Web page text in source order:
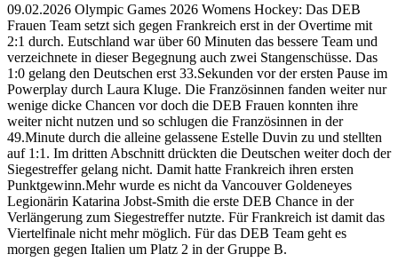
09.02.2026 Olympic Games 2026 Womens Hockey: Das DEB
Frauen Team setzt sich gegen Frankreich erst in der Overtime mit
2:1 durch. Eutschland war über 60 Minuten das bessere Team und
verzeichnete in dieser Begegnung auch zwei Stangenschüsse. Das
1:0 gelang den Deutschen erst 33.Sekunden vor der ersten Pause im
Powerplay durch Laura Kluge. Die Französinnen fanden weiter nur
wenige dicke Chancen vor doch die DEB Frauen konnten ihre
weiter nicht nutzen und so schlugen die Französinnen in der
49.Minute durch die alleine gelassene Estelle Duvin zu und stellten
auf 1:1. Im dritten Abschnitt drückten die Deutschen weiter doch der
Siegestreffer gelang nicht. Damit hatte Frankreich ihren ersten
Punktgewinn.Mehr wurde es nicht da Vancouver Goldeneyes
Legionärin Katarina Jobst-Smith die erste DEB Chance in der
Verlängerung zum Siegestreffer nutzte. Für Frankreich ist damit das
Viertelfinale nicht mehr möglich. Für das DEB Team geht es
morgen gegen Italien um Platz 2 in der Gruppe B.